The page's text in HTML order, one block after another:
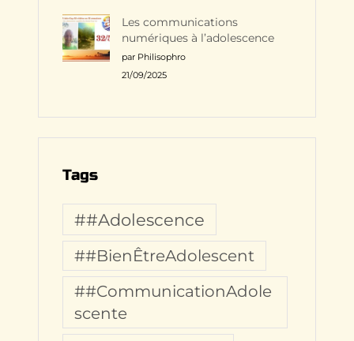
Les communications
numériques à l’adolescence
par Philisophro
21/09/2025
Tags
##Adolescence
##BienÊtreAdolescent
##CommunicationAdole
scente